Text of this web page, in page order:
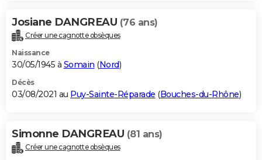
Josiane DANGREAU (76 ans)
Créer une cagnotte obsèques
Naissance
30/05/1945 à Somain (Nord)
Décès
03/08/2021 au Puy-Sainte-Réparade (Bouches-du-Rhône)
Simonne DANGREAU (81 ans)
Créer une cagnotte obsèques